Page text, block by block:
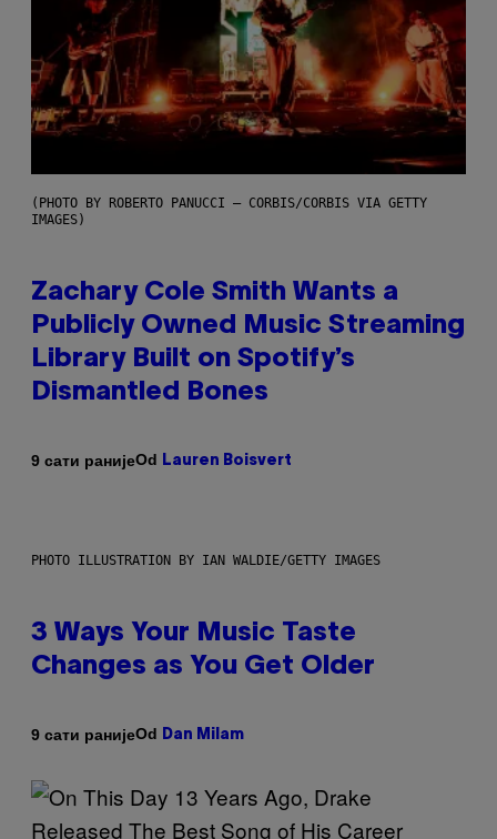
(PHOTO BY ROBERTO PANUCCI – CORBIS/CORBIS VIA GETTY
IMAGES)
Zachary Cole Smith Wants a
Publicly Owned Music Streaming
Library Built on Spotify’s
Dismantled Bones
9 сати ранијеOd Lauren Boisvert
PHOTO ILLUSTRATION BY IAN WALDIE/GETTY IMAGES
3 Ways Your Music Taste
Changes as You Get Older
9 сати ранијеOd Dan Milam